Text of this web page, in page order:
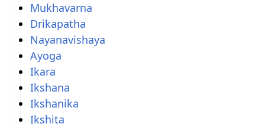
Mukhavarna
Drikapatha
Nayanavishaya
Ayoga
Ikara
Ikshana
Ikshanika
Ikshita